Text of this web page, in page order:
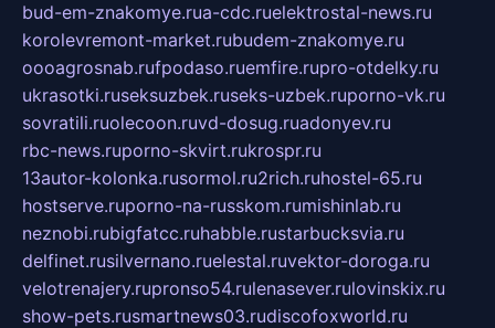
bud-em-znakomye.rua-cdc.ruelektrostal-news.ru
korolevremont-market.rubudem-znakomye.ru
oooagrosnab.rufpodaso.ruemfire.rupro-otdelky.ru
ukrasotki.ruseksuzbek.ruseks-uzbek.ruporno-vk.ru
sovratili.ruolecoon.ruvd-dosug.ruadonyev.ru
rbc-news.ruporno-skvirt.rukrospr.ru
13autor-kolonka.rusormol.ru2rich.ruhostel-65.ru
hostserve.ruporno-na-russkom.rumishinlab.ru
neznobi.rubigfatcc.ruhabble.rustarbucksvia.ru
delfinet.rusilvernano.ruelestal.ruvektor-doroga.ru
velotrenajery.rupronso54.rulenasever.rulovinskix.ru
show-pets.rusmartnews03.rudiscofoxworld.ru